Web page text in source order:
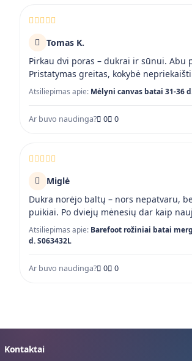
Tomas K.
Pirkau dvi poras – dukrai ir sūnui. Abu
Pristatymas greitas, kokybė
Atsiliepimas apie: Mėlyni canvas batai 31-36
Ar buvo naudinga? 0 0
Miglė
Dukra norėjo baltų – nors nepatvaru,
puikiai. Po dviejų mėnesių dar kaip
Atsiliepimas apie: Barefoot rožiniai batai
d. S063432L
Ar buvo naudinga? 0 0
Kontaktai